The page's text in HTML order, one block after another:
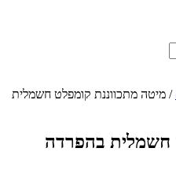
/ מיטה מתכווננת קומפלט חשמלית
חשמלית בהפרדה